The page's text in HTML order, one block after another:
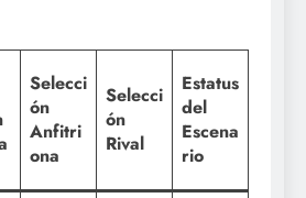
Selecci
ón
Anfitri
ona
Selecci
ón
Rival
Estatus
del
Escena
rio